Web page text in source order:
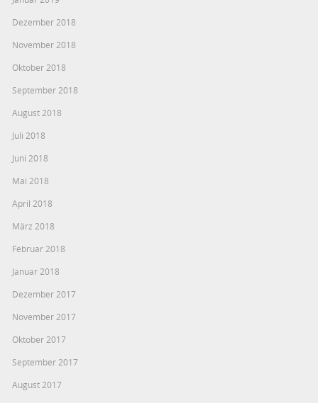
Dezember 2018
November 2018
Oktober 2018
September 2018
August 2018
Juli 2018
Juni 2018
Mai 2018
April 2018
März 2018
Februar 2018
Januar 2018
Dezember 2017
November 2017
Oktober 2017
September 2017
August 2017